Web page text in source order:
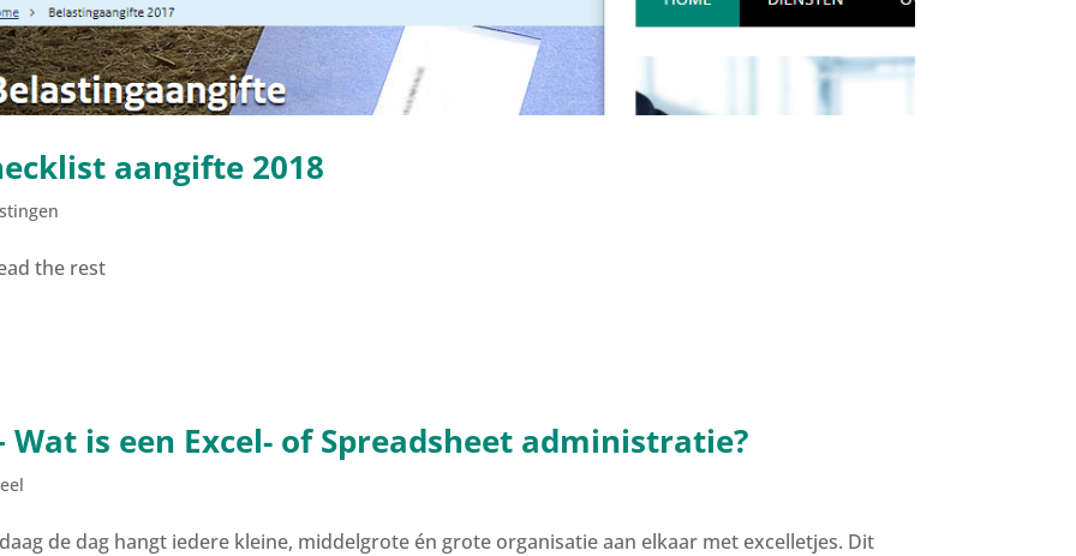
aangifte 2018
the rest
Wat is een Excel- of Spreadsheet administratie?
de dag hangt iedere kleine, middelgrote én grote organisatie aan elkaar met excelletjes. Dit